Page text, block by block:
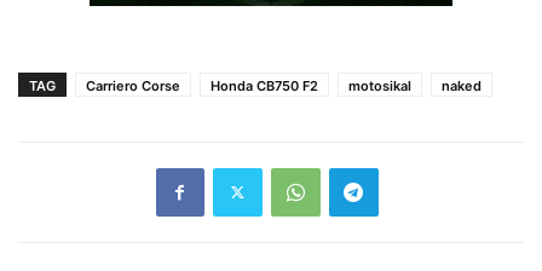
TAG Carriero Corse Honda CB750 F2 motosikal naked